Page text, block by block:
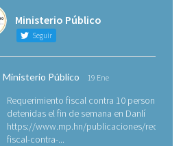
Ministerio Público
Seguir
Ministerio Público 19 Ene
Requerimiento fiscal contra 10 personas
detenidas el fin de semana en Danlí
https://www.mp.hn/publicaciones/
fiscal-contra-...